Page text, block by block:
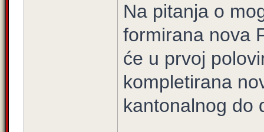
Na pitanja o
formirana nova
će u prvoj
kompletirana
kantonalnog do